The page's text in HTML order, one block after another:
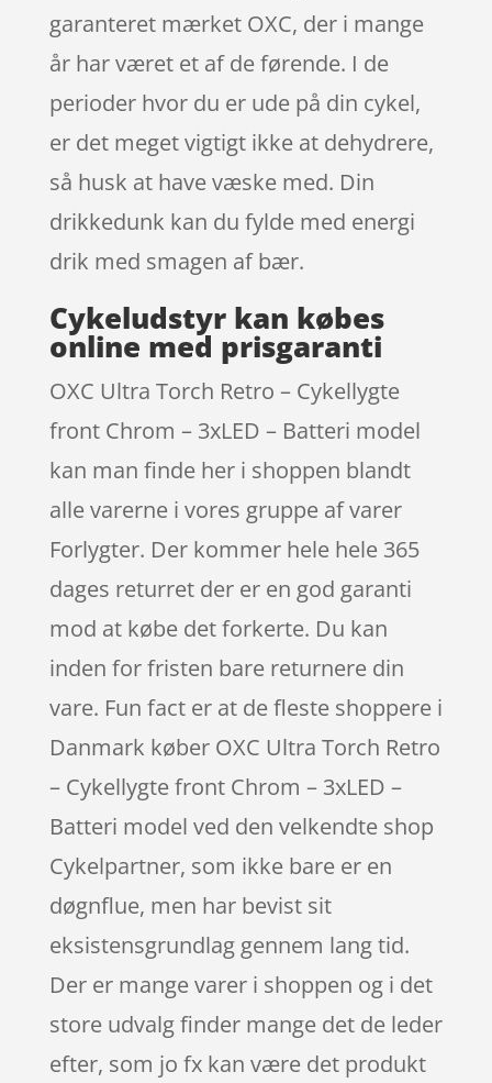
garanteret mærket OXC, der i mange
år har været et af de førende. I de
perioder hvor du er ude på din cykel,
er det meget vigtigt ikke at dehydrere,
så husk at have væske med. Din
drikkedunk kan du fylde med energi
drik med smagen af bær.
Cykeludstyr kan købes
online med prisgaranti
OXC Ultra Torch Retro – Cykellygte
front Chrom – 3xLED – Batteri model
kan man finde her i shoppen blandt
alle varerne i vores gruppe af varer
Forlygter. Der kommer hele hele 365
dages returret der er en god garanti
mod at købe det forkerte. Du kan
inden for fristen bare returnere din
vare. Fun fact er at de fleste shoppere i
Danmark køber OXC Ultra Torch Retro
– Cykellygte front Chrom – 3xLED –
Batteri model ved den velkendte shop
Cykelpartner, som ikke bare er en
døgnflue, men har bevist sit
eksistensgrundlag gennem lang tid.
Der er mange varer i shoppen og i det
store udvalg finder mange det de leder
efter, som jo fx kan være det produkt